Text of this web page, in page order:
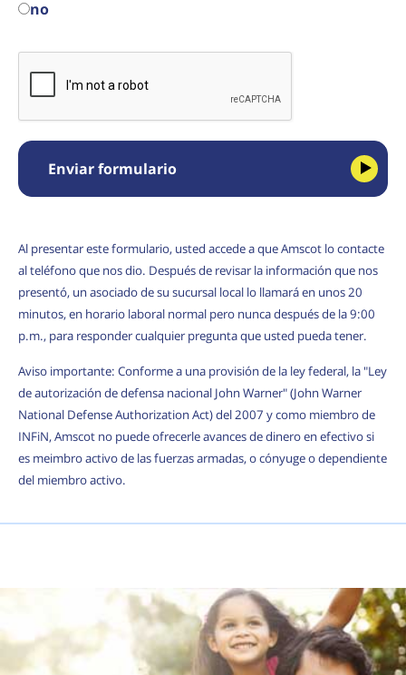
no
Enviar formulario
Al presentar este formulario, usted accede a que Amscot lo contacte
al teléfono que nos dio. Después de revisar la información que nos
presentó, un asociado de su sucursal local lo llamará en unos 20
minutos, en horario laboral normal pero nunca después de la 9:00
p.m., para responder cualquier pregunta que usted pueda tener.
Aviso importante: Conforme a una provisión de la ley federal, la "Ley
de autorización de defensa nacional John Warner" (John Warner
National Defense Authorization Act) del 2007 y como miembro de
INFiN, Amscot no puede ofrecerle avances de dinero en efectivo si
es meimbro activo de las fuerzas armadas, o cónyuge o dependiente
del miembro activo.